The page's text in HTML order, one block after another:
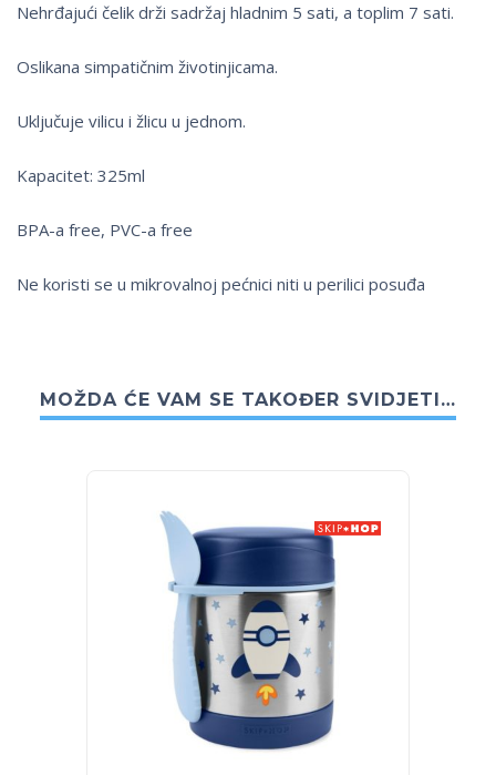
Nehrđajući čelik drži sadržaj hladnim 5 sati, a toplim 7 sati.
Oslikana simpatičnim životinjicama.
Uključuje vilicu i žlicu u jednom.
Kapacitet: 325ml
BPA-a free, PVC-a free
Ne koristi se u mikrovalnoj pećnici niti u perilici posuđa
MOŽDA ĆE VAM SE TAKOĐER SVIDJETI…